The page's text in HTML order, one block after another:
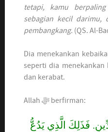
tetapi, kamu berpaling
sebagian kecil darimu,
pembangkang. (QS. Al-
Dia menekankan
seperti dia menekankan
dan kerabat.
Allah ﷻ berfirman:
فَذَلِكَ الَّذِي يَدُعُّ